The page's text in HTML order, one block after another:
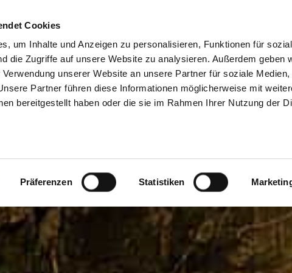
Cookies
um Inhalte und Anzeigen zu personalisieren, Funktionen für
die Zugriffe auf unsere Website zu analysieren. Außerdem geben
unserer Website an unsere Partner für soziale Medien,
Partner führen diese Informationen möglicherweise mit
bereitgestellt haben oder die sie im Rahmen Ihrer Nutzung der
Präferenzen Statistiken
ONLINE DEPOT
Kauf / Verkauf
Transfer
LAGERUNG
Tagesbilanz
Lagerorte